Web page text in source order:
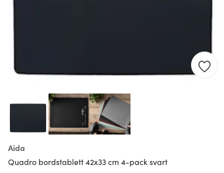
Aida
Quadro bordstablett 42x33 cm 4-pack svart